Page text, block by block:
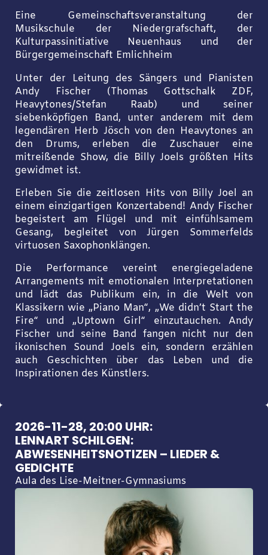
Eine Gemeinschaftsveranstaltung der
Musikschule der Niedergrafschaft, der
Kulturpassinitiative Neuenhaus und der
Bürgergemeinschaft Emlichheim
Unter der Leitung des Sängers und Pianisten
Andy Fischer (Thomas Gottschalk ZDF,
Heavytones/Stefan Raab) und seiner
siebenköpfigen Band, unter anderem mit dem
legendären Herb Jösch von den Heavytones an
den Drums, erleben die Zuschauer eine
mitreißende Show, die Billy Joels größten Hits
gewidmet ist.
Erleben Sie die zeitlosen Hits von Billy Joel an
einem einzigartigen Konzertabend! Andy Fischer
begeistert am Flügel und mit einfühlsamem
Gesang, begleitet von Jürgen Sommerfelds
virtuosen Saxophonklängen.
Die Performance vereint energiegeladene
Arrangements mit emotionalen Interpretationen
und lädt das Publikum ein, in die Welt von
Klassikern wie „Piano Man“, „We didn’t Start the
Fire“ und „Uptown Girl“ einzutauchen. Andy
Fischer und seine Band fangen nicht nur den
ikonischen Sound Joels ein, sondern erzählen
auch Geschichten über das Leben und die
Inspirationen des Künstlers.
2026-11-28, 20:00 UHR:
LENNART SCHILGEN:
ABWESENHEITSNOTIZEN – LIEDER &
GEDICHTE
Aula des Lise-Meitner-Gymnasiums